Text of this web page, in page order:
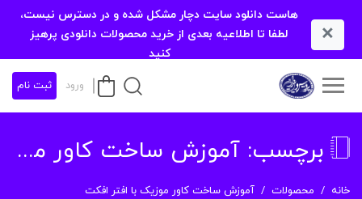
×
هاست دانلود سایت دچار مشکل شده و در دسترس نیست،
لطفا تا اطلاعیه بعدی از خرید محصولات دانلودی پرهیز
کنید
ورود ثبت نام
برچسب: آموزش ساخت کاور موزیک با افتر افکت
خانه محصولات آموزش ساخت کاور موزیک با افتر افکت